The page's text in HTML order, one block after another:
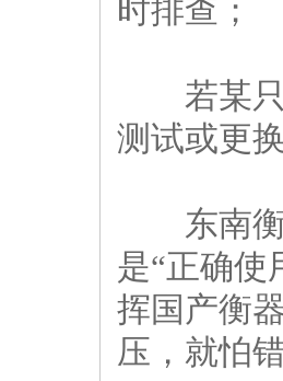
时排查；
若某只
测试或更
东南衡
是“正确使
挥国产衡
压，就怕